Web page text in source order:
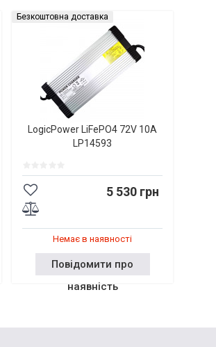
Безкоштовна доставка
LogicPower LiFePO4 72V 10A
LP14593
5 530 грн
Немає в наявності
Повідомити про
наявність